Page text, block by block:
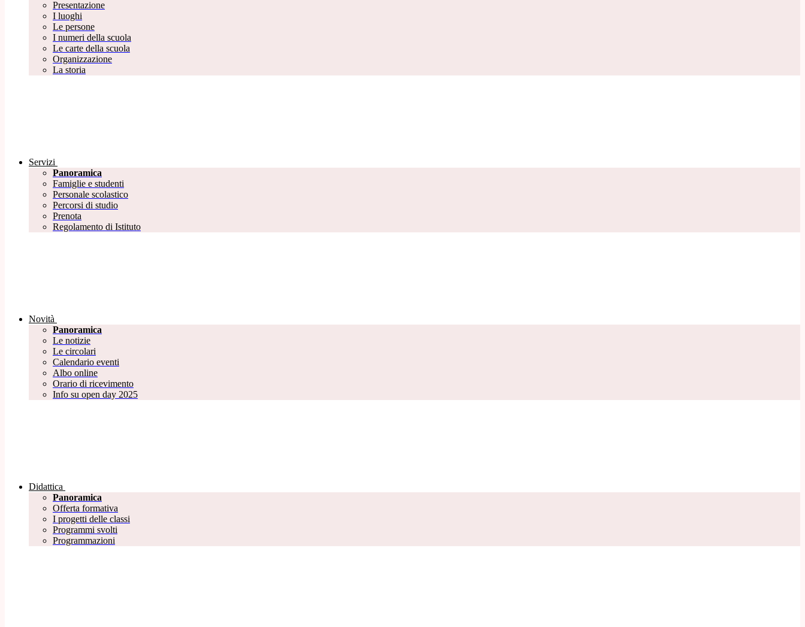
Presentazione
I luoghi
Le persone
I numeri della scuola
Le carte della scuola
Organizzazione
La storia
Servizi
Panoramica
Famiglie e studenti
Personale scolastico
Percorsi di studio
Prenota
Regolamento di Istituto
Novità
Panoramica
Le notizie
Le circolari
Calendario eventi
Albo online
Orario di ricevimento
Info su open day 2025
Didattica
Panoramica
Offerta formativa
I progetti delle classi
Programmi svolti
Programmazioni